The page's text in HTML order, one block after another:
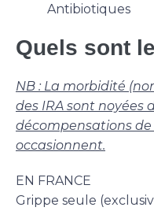
Antibiotiques
Quels sont
NB : La morbidité
des IRA sont noyées
décompensations de
occasionnent.
EN FRANCE
Grippe seule